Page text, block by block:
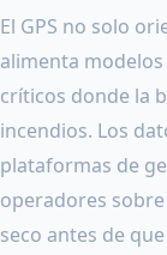
El GPS no solo
alimenta
críticos donde la
incendios. Los
plataformas de
operadores
seco antes de